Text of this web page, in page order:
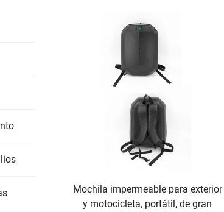
Mochila impermeable para exterior
y motocicleta, portátil, de gran